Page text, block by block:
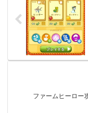
ファームヒーロー